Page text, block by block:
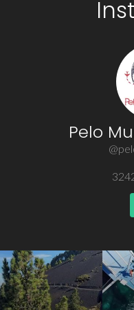
Pelo